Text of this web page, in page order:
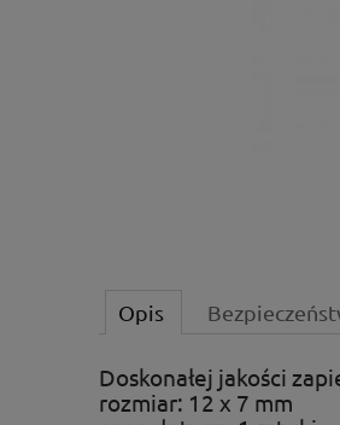
Opis
Doskonałej jakości
rozmiar: 12 x 7 mm